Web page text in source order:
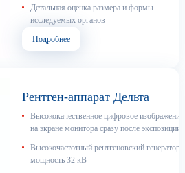
Детальная оценка размера и формы
исследуемых органов
Подробнее
Рентген-аппарат Дельта
Высококачественное цифровое изображение
на экране монитора сразу после экспозиции
Высокочастотный рентгеновский генератор,
мощность 32 кВ